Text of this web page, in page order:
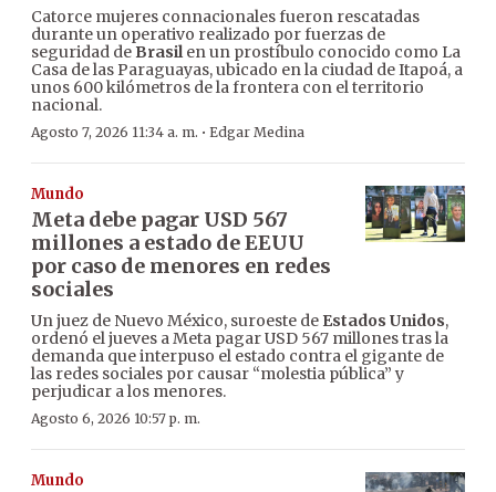
Catorce mujeres connacionales fueron rescatadas
durante un operativo realizado por fuerzas de
seguridad de Brasilen un prostíbulo conocido como La
Casa de las Paraguayas, ubicado en la ciudad de Itapoá, a
unos 600 kilómetros de la frontera con el territorio
nacional.
Agosto 7, 2026 11:34 a. m. · Edgar Medina
Mundo
Meta debe pagar USD 567
millones a estado de EEUU
por caso de menores en redes
sociales
Un juez de Nuevo México, suroeste de Estados Unidos,
ordenó el jueves a Meta pagar USD 567 millones tras la
demanda que interpuso el estado contra el gigante de
las redes sociales por causar “molestia pública” y
perjudicar a los menores.
Agosto 6, 2026 10:57 p. m.
Mundo